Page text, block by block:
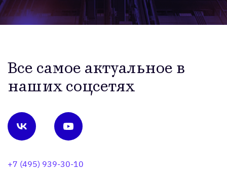
Все самое актуальное в
наших соцсетях
+7 (495) 939-30-10